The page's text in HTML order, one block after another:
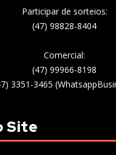
Participar de sorteios:
(47) 98828-8404
Comercial:
(47) 99966-8198
3351-3465
Site